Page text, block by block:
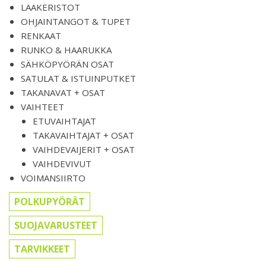
LAAKERISTOT
OHJAINTANGOT & TUPET
RENKAAT
RUNKO & HAARUKKA
SÄHKÖPYÖRÄN OSAT
SATULAT & ISTUINPUTKET
TAKANAVAT + OSAT
VAIHTEET
ETUVAIHTAJAT
TAKAVAIHTAJAT + OSAT
VAIHDEVAIJERIT + OSAT
VAIHDEVIVUT
VOIMANSIIRTO
POLKUPYÖRÄT
SUOJAVARUSTEET
TARVIKKEET